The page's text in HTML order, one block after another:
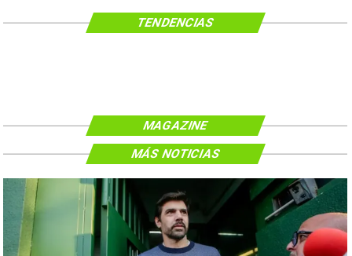
TENDENCIAS
MAGAZINE
MÁS NOTICIAS